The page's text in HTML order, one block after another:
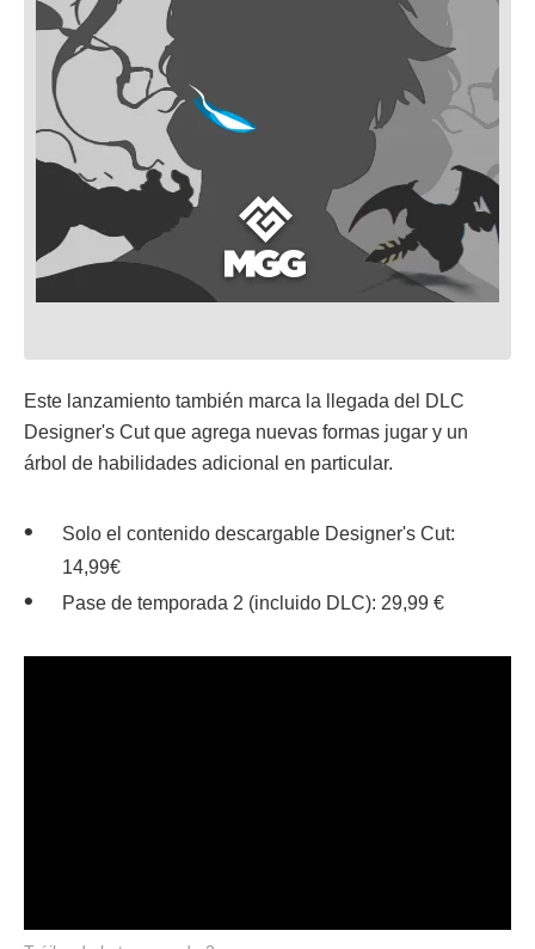
Este lanzamiento también marca la llegada del DLC
Designer's Cut que agrega nuevas formas jugar y un
árbol de habilidades adicional en particular.
Solo el contenido descargable Designer's Cut:
14,99€
Pase de temporada 2 (incluido DLC): 29,99 €